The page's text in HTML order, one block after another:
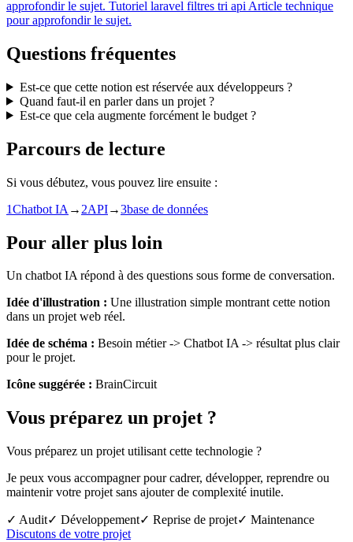
approfondir le sujet. Tutoriel laravel filtres tri api Article technique
pour approfondir le sujet.
Questions fréquentes
Est-ce que cette notion est réservée aux développeurs ?
Quand faut-il en parler dans un projet ?
Est-ce que cela augmente forcément le budget ?
Parcours de lecture
Si vous débutez, vous pouvez lire ensuite :
1Chatbot IA → 2API→3base de données
Pour aller plus loin
Un chatbot IA répond à des questions sous forme de conversation.
Idée d'illustration : Une illustration simple montrant cette notion
dans un projet web réel.
Idée de schéma : Besoin métier -> Chatbot IA -> résultat plus clair
pour le projet.
Icône suggérée : BrainCircuit
Vous préparez un projet ?
Vous préparez un projet utilisant cette technologie ?
Je peux vous accompagner pour cadrer, développer, reprendre ou
maintenir votre projet sans ajouter de complexité inutile.
✓ Audit✓ Développement✓ Reprise de projet✓ Maintenance
Discutons de votre projet